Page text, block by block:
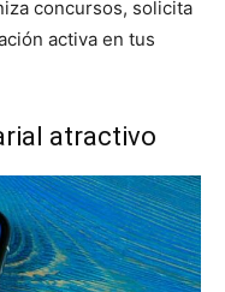
concursos, solicita
activa en tus
atractivo